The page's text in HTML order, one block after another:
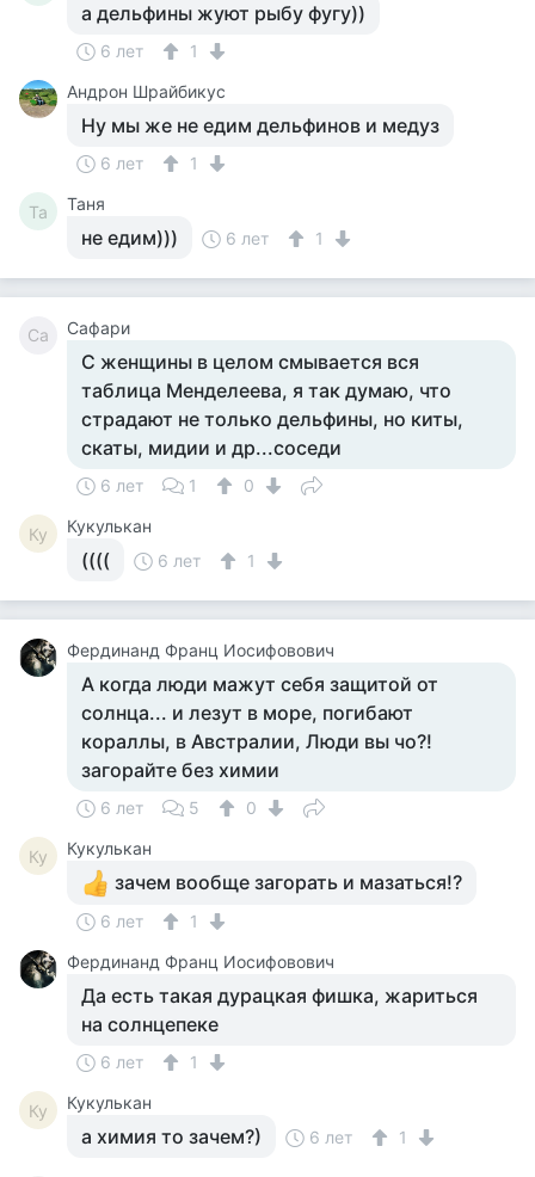
а дельфины жуют рыбу фугу))
6 лет
1
Андрон Шрайбикус
Ну мы же не едим дельфинов и медуз
6 лет 1
Та Таня
не едим))) 6 лет 1
Са Сафари
С женщины в целом смывается вся
таблица Менделеева, я так думаю, что
страдают не только дельфины, но киты,
скаты, мидии и др...соседи
6 лет 1 0
Ку Кукулькан
(((( 6 лет 1
Фердинанд Франц Иосифовович
А когда люди мажут себя защитой от
солнца... и лезут в море, погибают
кораллы, в Австралии, Люди вы чо?!
загорайте без химии
6 лет 5 0
Ку Кукулькан
зачем вообще загорать и мазаться!?
6 лет
1
Фердинанд Франц Иосифовович
Да есть такая дурацкая фишка, жариться
на солнцепеке
6 лет 1
Ку Кукулькан
а химия то зачем?) 6 лет 1